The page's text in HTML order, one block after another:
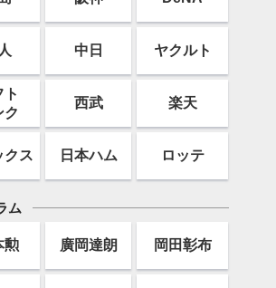
中日 ヤクルト
ト
ク
西武 楽天
クス 日本ハム ロッテ
ム
勲 廣岡達朗 岡田彰布